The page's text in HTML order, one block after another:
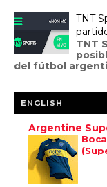
TNT
TNT
del fútbol
ENGLISH
Argentine